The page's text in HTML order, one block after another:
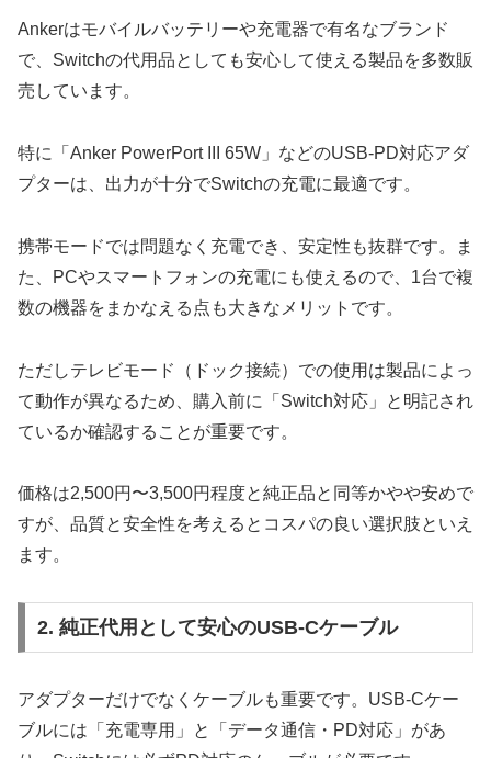
Ankerはモバイルバッテリーや充電器で有名なブランド
で、Switchの代用品としても安心して使える製品を多数販
売しています。
特に「Anker PowerPort III 65W」などのUSB-PD対応アダ
プターは、出力が十分でSwitchの充電に最適です。
携帯モードでは問題なく充電でき、安定性も抜群です。ま
た、PCやスマートフォンの充電にも使えるので、1台で複
数の機器をまかなえる点も大きなメリットです。
ただしテレビモード（ドック接続）での使用は製品によっ
て動作が異なるため、購入前に「Switch対応」と明記され
ているか確認することが重要です。
価格は2,500円〜3,500円程度と純正品と同等かやや安めで
すが、品質と安全性を考えるとコスパの良い選択肢といえ
ます。
2. 純正代用として安心のUSB-Cケーブル
アダプターだけでなくケーブルも重要です。USB-Cケー
ブルには「充電専用」と「データ通信・PD対応」があ